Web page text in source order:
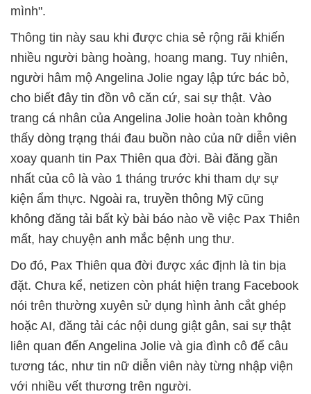
mình".
Thông tin này sau khi được chia sẻ rộng rãi khiến
nhiều người bàng hoàng, hoang mang. Tuy nhiên,
người hâm mộ Angelina Jolie ngay lập tức bác bỏ,
cho biết đây tin đồn vô căn cứ, sai sự thật. Vào
trang cá nhân của Angelina Jolie hoàn toàn không
thấy dòng trạng thái đau buồn nào của nữ diễn viên
xoay quanh tin Pax Thiên qua đời. Bài đăng gần
nhất của cô là vào 1 tháng trước khi tham dự sự
kiện ẩm thực. Ngoài ra, truyền thông Mỹ cũng
không đăng tải bất kỳ bài báo nào về việc Pax Thiên
mất, hay chuyện anh mắc bệnh ung thư.
Do đó, Pax Thiên qua đời được xác định là tin bịa
đặt. Chưa kể, netizen còn phát hiện trang Facebook
nói trên thường xuyên sử dụng hình ảnh cắt ghép
hoặc AI, đăng tải các nội dung giật gân, sai sự thật
liên quan đến Angelina Jolie và gia đình cô để câu
tương tác, như tin nữ diễn viên này từng nhập viện
với nhiều vết thương trên người.